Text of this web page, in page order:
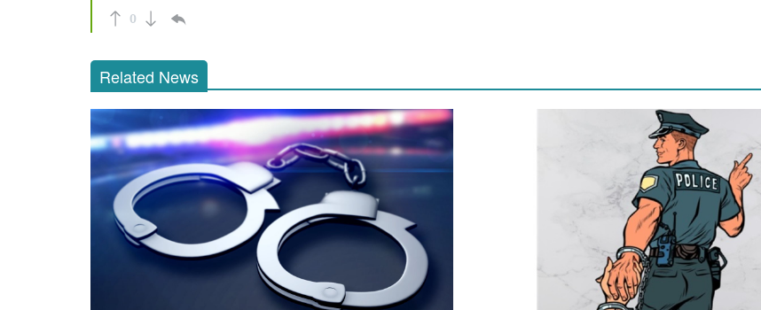
0
Related News